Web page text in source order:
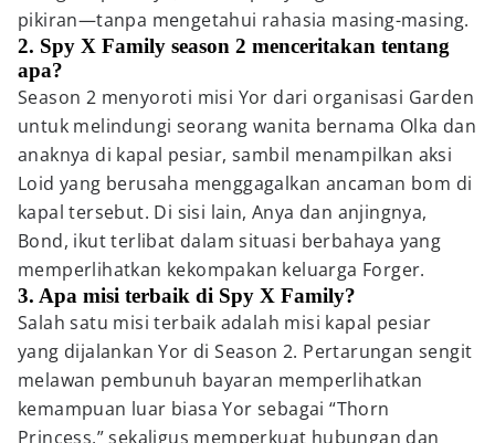
pikiran—tanpa mengetahui rahasia masing-masing.
2. Spy X Family season 2 menceritakan tentang
apa?
Season 2 menyoroti misi Yor dari organisasi Garden
untuk melindungi seorang wanita bernama Olka dan
anaknya di kapal pesiar, sambil menampilkan aksi
Loid yang berusaha menggagalkan ancaman bom di
kapal tersebut. Di sisi lain, Anya dan anjingnya,
Bond, ikut terlibat dalam situasi berbahaya yang
memperlihatkan kekompakan keluarga Forger.
3. Apa misi terbaik di Spy X Family?
Salah satu misi terbaik adalah misi kapal pesiar
yang dijalankan Yor di Season 2. Pertarungan sengit
melawan pembunuh bayaran memperlihatkan
kemampuan luar biasa Yor sebagai “Thorn
Princess,” sekaligus memperkuat hubungan dan